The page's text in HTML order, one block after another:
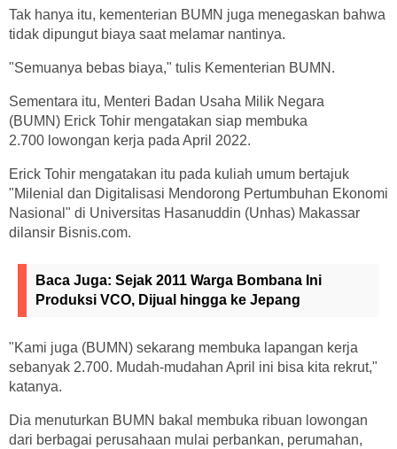
Tak hanya itu, kementerian BUMN juga menegaskan bahwa
tidak dipungut biaya saat melamar nantinya.
"Semuanya bebas biaya," tulis Kementerian BUMN.
Sementara itu, Menteri Badan Usaha Milik Negara
(BUMN) Erick Tohir mengatakan siap membuka
2.700 lowongan kerja pada April 2022.
Erick Tohir mengatakan itu pada kuliah umum bertajuk
"Milenial dan Digitalisasi Mendorong Pertumbuhan Ekonomi
Nasional" di Universitas Hasanuddin (Unhas) Makassar
dilansir Bisnis.com.
Baca Juga: Sejak 2011 Warga Bombana Ini
Produksi VCO, Dijual hingga ke Jepang
"Kami juga (BUMN) sekarang membuka lapangan kerja
sebanyak 2.700. Mudah-mudahan April ini bisa kita rekrut,"
katanya.
Dia menuturkan BUMN bakal membuka ribuan lowongan
dari berbagai perusahaan mulai perbankan, perumahan,